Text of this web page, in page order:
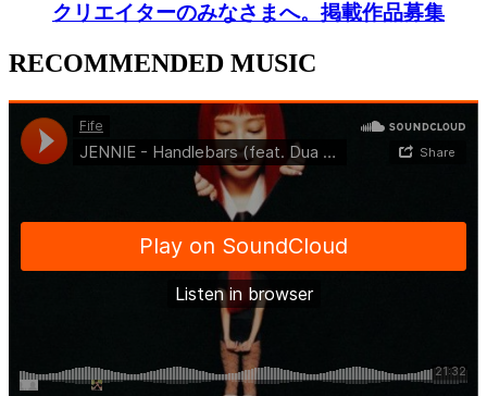
クリエイターのみなさまへ。掲載作品募集
RECOMMENDED MUSIC